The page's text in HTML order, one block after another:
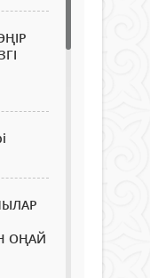
ОҢАЙ